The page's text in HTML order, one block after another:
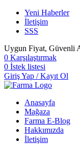
Yeni Haberler
İletişim
SSS
Uygun Fiyat, Güvenli
0 Karşılaştırmak
0 İstek listesi
Giriş Yap / Kayıt Ol
Anasayfa
Mağaza
Farma E-Blog
Hakkımızda
İletişim